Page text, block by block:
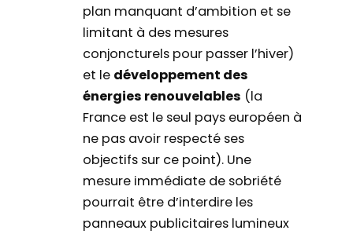
plan manquant d’ambition et se
limitant à des mesures
conjoncturels pour passer l’hiver)
et le développement des
énergies renouvelables (la
France est le seul pays européen à
ne pas avoir respecté ses
objectifs sur ce point). Une
mesure immédiate de sobriété
pourrait être d’interdire les
panneaux publicitaires lumineux